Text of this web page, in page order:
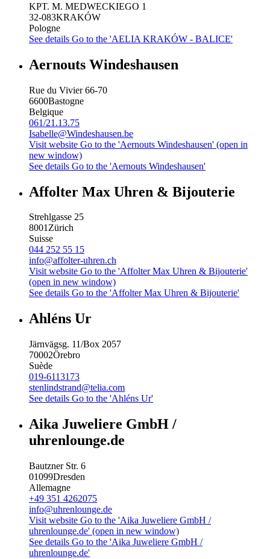
KPT. M. MEDWECKIEGO 1
32-083KRAKÓW
Pologne
See details Go to the 'AELIA KRAKÓW - BALICE'
Aernouts Windeshausen
Rue du Vivier 66-70
6600Bastogne
Belgique
061/21.13.75
Isabelle@Windeshausen.be
Visit website Go to the 'Aernouts Windeshausen' (open in
new window)
See details Go to the 'Aernouts Windeshausen'
Affolter Max Uhren & Bijouterie
Strehlgasse 25
8001Zürich
Suisse
044 252 55 15
info@affolter-uhren.ch
Visit website Go to the 'Affolter Max Uhren & Bijouterie'
(open in new window)
See details Go to the 'Affolter Max Uhren & Bijouterie'
Ahléns Ur
Järnvägsg. 11/Box 2057
70002Örebro
Suède
019-6113173
stenlindstrand@telia.com
See details Go to the 'Ahléns Ur'
Aika Juweliere GmbH /
uhrenlounge.de
Bautzner Str. 6
01099Dresden
Allemagne
+49 351 4262075
info@uhrenlounge.de
Visit website Go to the 'Aika Juweliere GmbH /
uhrenlounge.de' (open in new window)
See details Go to the 'Aika Juweliere GmbH /
uhrenlounge.de'